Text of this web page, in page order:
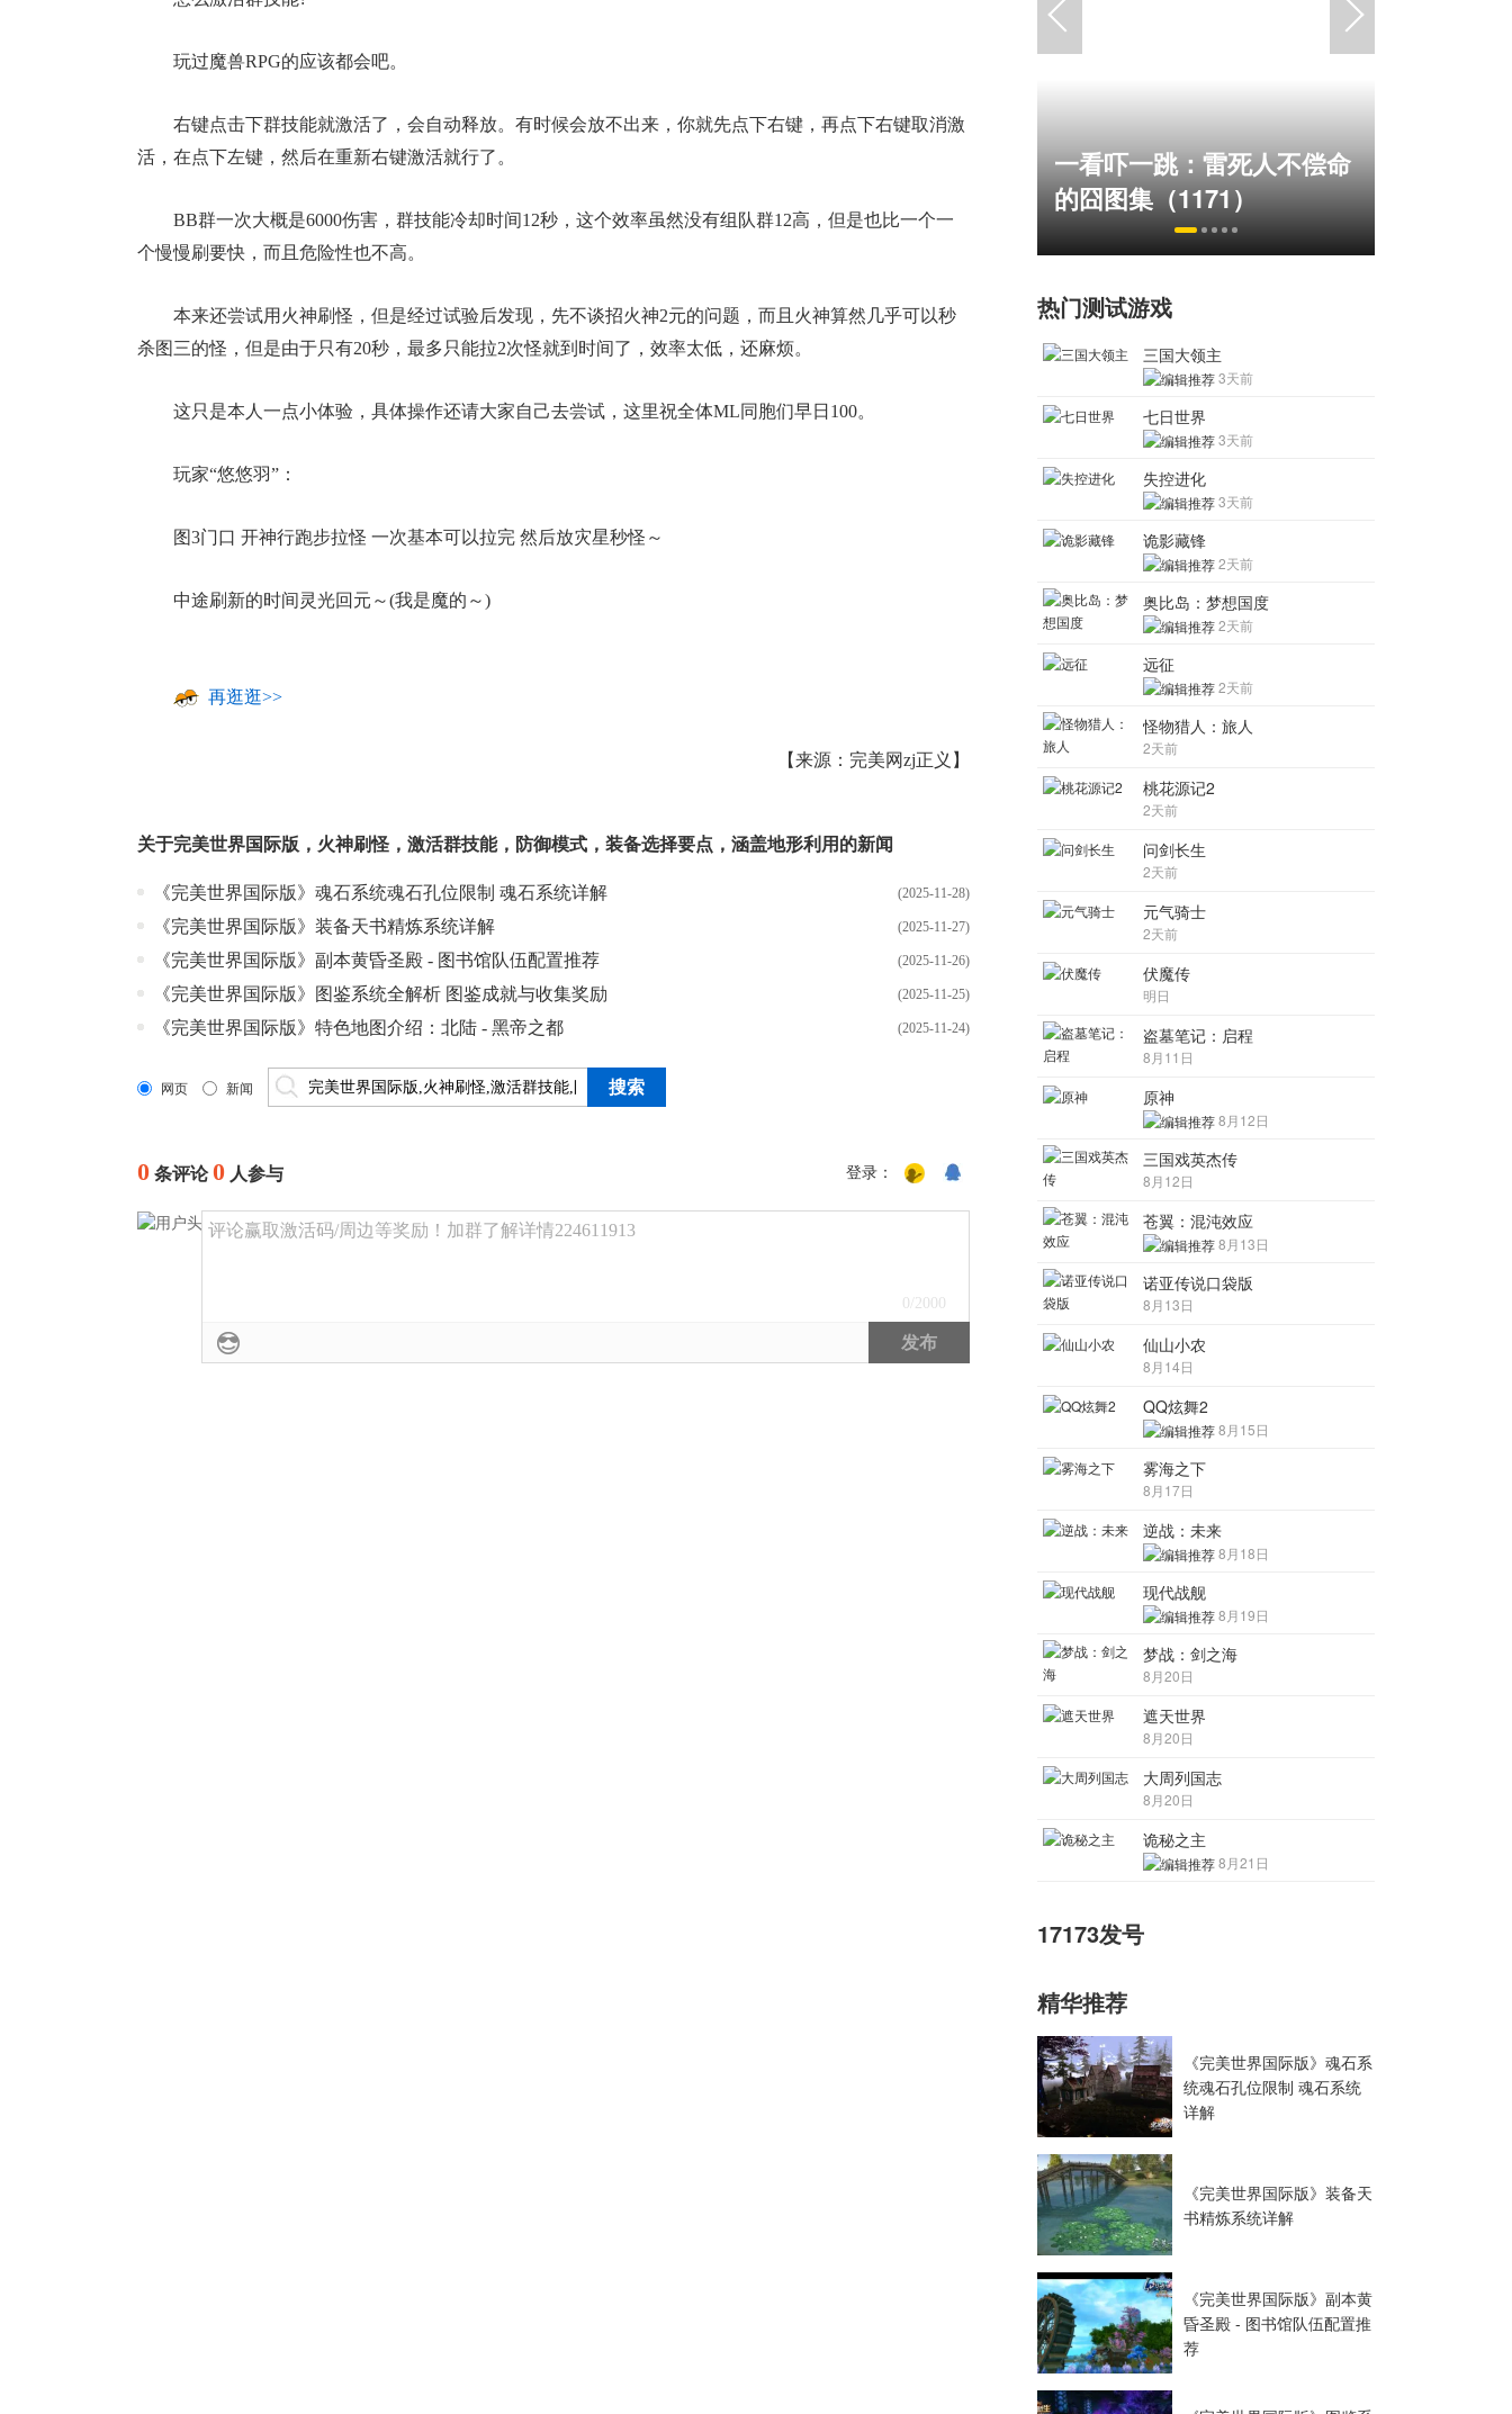
玩过魔兽RPG的应该都会吧。
右键点击下群技能就激活了，会自动释放。有时候会放不出来，你就先点下右键，再点下右键取消激
活，在点下左键，然后在重新右键激活就行了。
BB群一次大概是6000伤害，群技能冷却时间12秒，这个效率虽然没有组队群12高，但是也比一个一
个慢慢刷要快，而且危险性也不高。
本来还尝试用火神刷怪，但是经过试验后发现，先不谈招火神2元的问题，而且火神算然几乎可以秒
杀图三的怪，但是由于只有20秒，最多只能拉2次怪就到时间了，效率太低，还麻烦。
这只是本人一点小体验，具体操作还请大家自己去尝试，这里祝全体ML同胞们早日100。
玩家“悠悠羽”：
图3门口 开神行跑步拉怪 一次基本可以拉完 然后放灾星秒怪～
中途刷新的时间灵光回元～(我是魔的～)
再逛逛>>
【来源：完美网zj正义】
关于完美世界国际版 ， 火神刷怪 ， 激活群技能， 防御模式 ， 装备选择要点 ， 涵盖地形利用 的新闻
(2025-11-28)
《完美世界国际版》魂石系统魂石孔位限制 魂石系统详解
(2025-11-27)
《完美世界国际版》装备天书精炼系统详解
(2025-11-26)
《完美世界国际版》副本黄昏圣殿 - 图书馆队伍配置推荐
(2025-11-25)
《完美世界国际版》图鉴系统全解析 图鉴成就与收集奖励
(2025-11-24)
《完美世界国际版》特色地图介绍：北陆 - 黑帝之都
网页 新闻
0 条评论0 人参与 登录：
评论赢取激活码/周边等奖励！加群了解详情224611913
0 /2000
发布
17周年庆典 争霸赛大区火
绅士日报：国游泳装皮涩度
拉爆了！大雷熟女上演蒙眼
play
热门测试游戏
三国大领主
3天前
七日世界
3天前
失控进化
3天前
诡影藏锋
2天前
奥比岛：梦想国度
2天前
远征
2天前
怪物猎人：旅人
2天前
桃花源记2
2天前
问剑长生
2天前
元气骑士
2天前
伏魔传
明日
盗墓笔记：启程
8月11日
原神
8月12日
三国戏英杰传
8月12日
苍翼：混沌效应
8月13日
诺亚传说口袋版
8月13日
仙山小农
8月14日
QQ炫舞2
8月15日
雾海之下
8月17日
逆战：未来
8月18日
现代战舰
8月19日
梦战：剑之海
8月20日
遮天世界
8月20日
大周列国志
8月20日
诡秘之主
8月21日
17173发号
精华推荐
《完美世界国际版》魂石系
统魂石孔位限制 魂石系统
详解
《完美世界国际版》装备天
书精炼系统详解
《完美世界国际版》副本黄
昏圣殿 - 图书馆队伍配置推
荐